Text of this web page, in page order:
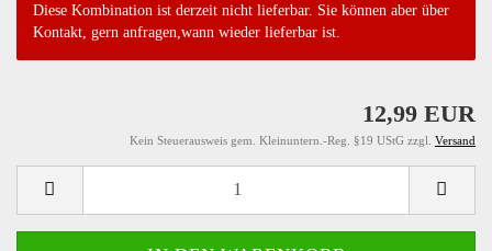
Diese Kombination ist derzeit nicht lieferbar. Sie können aber über
Kontakt, gern anfragen,wann wieder lieferbar ist.
12,99 EUR
Kein Steuerausweis gem. Kleinuntern.-Reg. §19 UStG zzgl. Versand